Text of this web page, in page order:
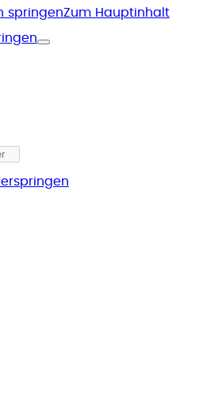
springenZum Hauptinhalt